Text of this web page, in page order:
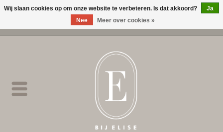
BIJ ELISE
Wij slaan cookies op om onze website te verbeteren. Is dat akkoord?
Ja
Nee
Meer over cookies »